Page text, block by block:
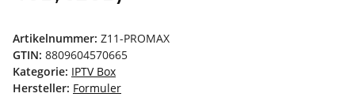
Artikelnummer: Z11-PROMAX
GTIN: 8809604570665
Kategorie: IPTV Box
Hersteller: Formuler